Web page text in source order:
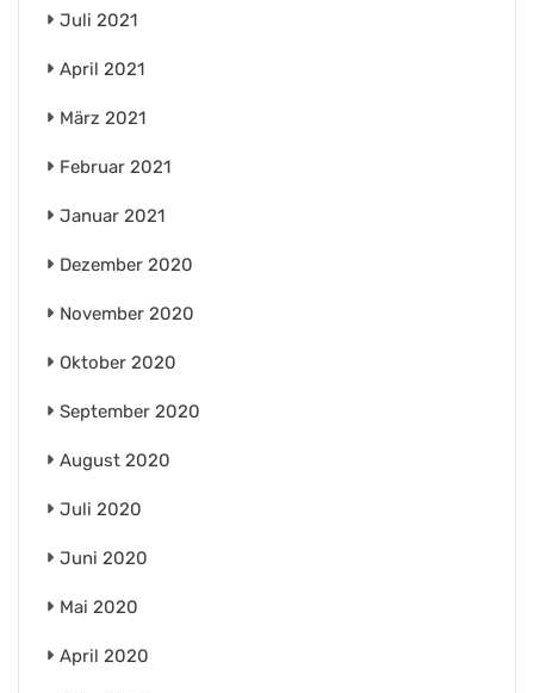
Juli 2021
April 2021
März 2021
Februar 2021
Januar 2021
Dezember 2020
November 2020
Oktober 2020
September 2020
August 2020
Juli 2020
Juni 2020
Mai 2020
April 2020